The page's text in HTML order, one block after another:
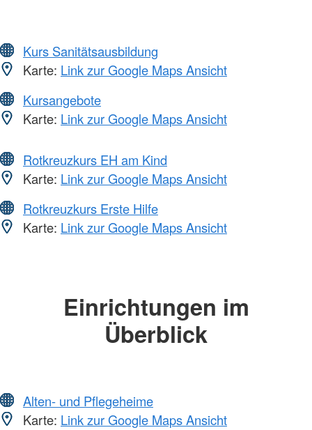
Kurs Sanitätsausbildung
Karte: Link zur Google Maps Ansicht
Kursangebote
Karte: Link zur Google Maps Ansicht
Rotkreuzkurs EH am Kind
Karte: Link zur Google Maps Ansicht
Rotkreuzkurs Erste Hilfe
Karte: Link zur Google Maps Ansicht
Einrichtungen im
Überblick
Alten- und Pflegeheime
Karte: Link zur Google Maps Ansicht